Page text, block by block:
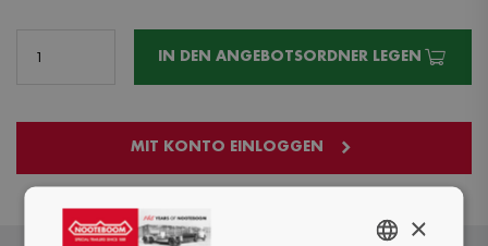
IN DEN ANGEBOTSORDNER LEGEN
MIT KONTO EINLOGGEN
×